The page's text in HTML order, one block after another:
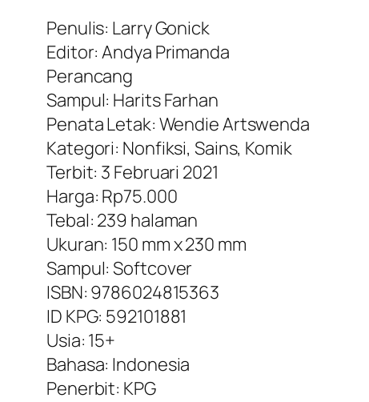
Penulis: Larry Gonick
Editor: Andya Primanda
Perancang
Sampul: Harits Farhan
Penata Letak: Wendie Artswenda
Kategori: Nonfiksi, Sains, Komik
Terbit: 3 Februari 2021
Harga: Rp75.000
Tebal: 239 halaman
Ukuran: 150 mm x 230 mm
Sampul: Softcover
ISBN: 9786024815363
ID KPG: 592101881
Usia: 15+
Bahasa: Indonesia
Penerbit: KPG